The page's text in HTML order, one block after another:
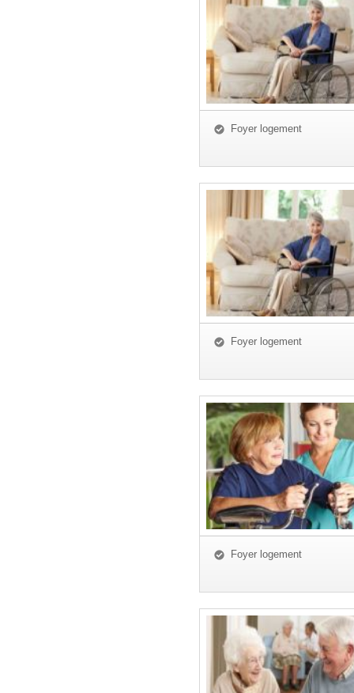
Foyer logement
Foyer logement
Foyer logement